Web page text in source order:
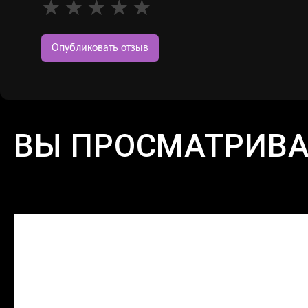
ВЫ